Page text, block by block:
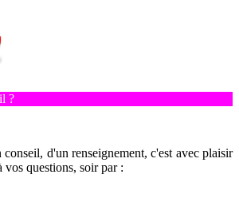
?
d'un renseignement, c'est avec plaisir
vos questions, soir par :